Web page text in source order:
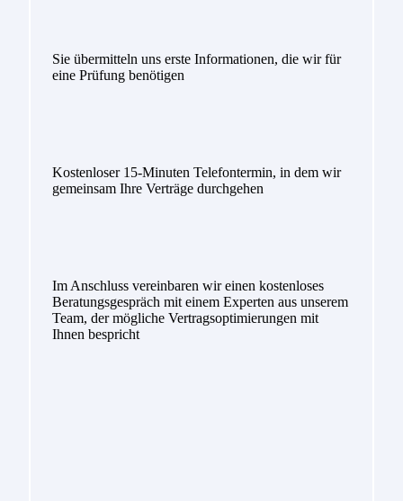
Sie übermitteln uns erste Informationen, die wir für
eine Prüfung benötigen
Kostenloser 15-Minuten Telefontermin, in dem wir
gemeinsam Ihre Verträge durchgehen
Im Anschluss vereinbaren wir einen kostenloses
Beratungsgespräch mit einem Experten aus unserem
Team, der mögliche Vertragsoptimierungen mit
Ihnen bespricht